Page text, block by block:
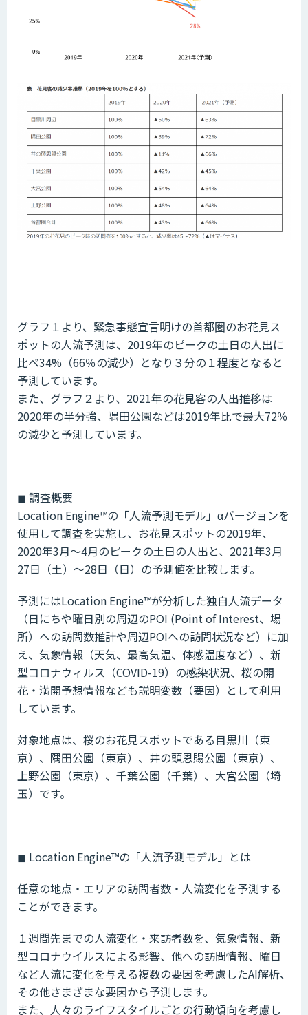
グラフ１より、緊急事態宣言明けの首都圏のお花見ス
ポットの人流予測は、2019年のピークの土日の人出に
比べ34%（66％の減少）となり３分の１程度となると
予測しています。
また、グラフ２より、2021年の花見客の人出推移は
2020年の半分強、隅田公園などは2019年比で最大72％
の減少と予測しています。
◼︎ 調査概要
Location Engine™️の「人流予測モデル」αバージョンを
使用して調査を実施し、お花見スポットの2019年、
2020年3月～4月のピークの土日の人出と、2021年3月
27日（土）～28日（日）の予測値を比較します。
予測にはLocation Engine™️が分析した独自人流データ
（日にちや曜日別の周辺のPOI (Point of Interest、場
所）への訪問数推計や周辺POIへの訪問状況など）に加
え、気象情報（天気、最高気温、体感温度など）、新
型コロナウィルス（COVID-19）の感染状況、桜の開
花・満開予想情報なども説明変数（要因）として利用
しています。
対象地点は、桜のお花見スポットである目黒川（東
京）、隅田公園（東京）、井の頭恩賜公園（東京）、
上野公園（東京）、千葉公園（千葉）、大宮公園（埼
玉）です。
◼︎ Location Engine™️の「人流予測モデル」とは
任意の地点・エリアの訪問者数・人流変化を予測する
ことができます。
１週間先までの人流変化・来訪者数を、気象情報、新
型コロナウイルスによる影響、他への訪問情報、曜日
など人流に変化を与える複数の要因を考慮したAI解析、
その他さまざまな要因から予測します。
また、人々のライフスタイルごとの行動傾向を考慮し